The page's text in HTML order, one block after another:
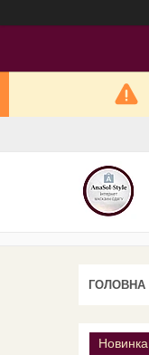
ГОЛОВНА
Новинка